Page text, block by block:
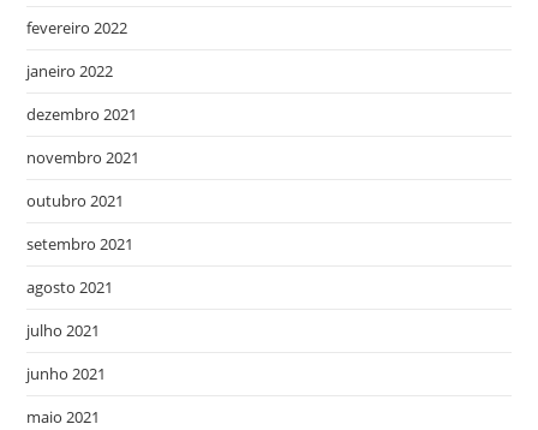
fevereiro 2022
janeiro 2022
dezembro 2021
novembro 2021
outubro 2021
setembro 2021
agosto 2021
julho 2021
junho 2021
maio 2021